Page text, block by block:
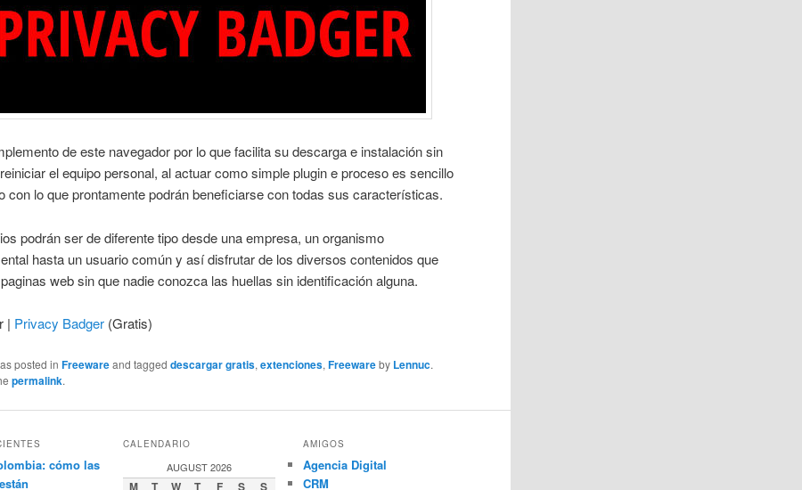
de este navegador por lo que facilita su descarga e instalación sin
el equipo personal, al actuar como simple plugin e proceso es sencillo
con lo que prontamente podrán beneficiarse con todas sus características.
podrán ser de diferente tipo desde una empresa, un organismo
hasta un usuario común y así disfrutar de los diversos contenidos que
web sin que nadie conozca las huellas sin identificación alguna.
| Privacy Badger (Gratis)
posted inFreewareand taggeddescargar gratis,extenciones,Freewareby Lennuc.
permalink.
cómo las
CALENDARIO
AUGUST 2026
M T W T F S S
AMIGOS
Agencia Digital
CRM